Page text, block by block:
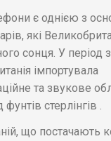
є однією з
які
сонця. У період
імпортувала
та звукове
стерлінгів .
що постачають